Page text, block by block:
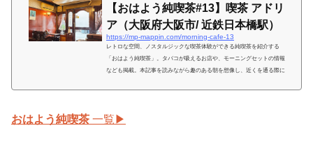
【おはよう純喫茶#13】喫茶 アドリ
ア（大阪府大阪市/ 近鉄日本橋駅）
https://mp-mappin.com/morning-cafe-13
レトロな空間、ノスタルジックな喫茶体験ができる純喫茶を紹介する
「おはよう純喫茶」。タバコが吸えるお店や、モーニングセットの情報
なども掲載。本記事を読みながら趣のある朝を想像し、近くを通る際に
した「裏なんば」とも呼ばれるコアなエリア。そんな日本橋の老舗「ア
おはよう純喫茶 一覧▶︎